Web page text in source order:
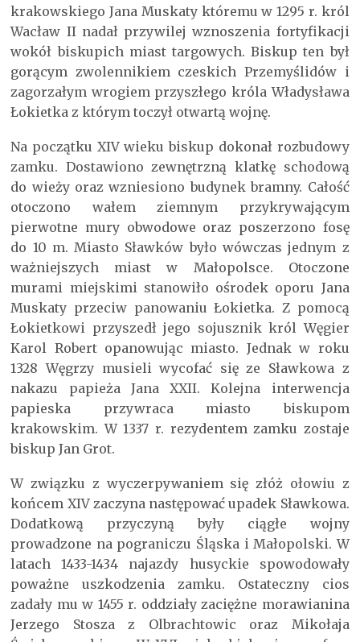
krakowskiego Jana Muskaty któremu w 1295 r. król
Wacław II nadał przywilej wznoszenia fortyfikacji
wokół biskupich miast targowych. Biskup ten był
gorącym zwolennikiem czeskich Przemyślidów i
zagorzałym wrogiem przyszłego króla Władysława
Łokietka z którym toczył otwartą wojnę.
Na początku XIV wieku biskup dokonał rozbudowy
zamku. Dostawiono zewnętrzną klatkę schodową
do wieży oraz wzniesiono budynek bramny. Całość
otoczono wałem ziemnym przykrywającym
pierwotne mury obwodowe oraz poszerzono fosę
do 10 m. Miasto Sławków było wówczas jednym z
ważniejszych miast w Małopolsce. Otoczone
murami miejskimi stanowiło ośrodek oporu Jana
Muskaty przeciw panowaniu Łokietka. Z pomocą
Łokietkowi przyszedł jego sojusznik król Węgier
Karol Robert opanowując miasto. Jednak w roku
1328 Węgrzy musieli wycofać się ze Sławkowa z
nakazu papieża Jana XXII. Kolejna interwencja
papieska przywraca miasto biskupom
krakowskim. W 1337 r. rezydentem zamku zostaje
biskup Jan Grot.
W związku z wyczerpywaniem się złóż ołowiu z
końcem XIV zaczyna następować upadek Sławkowa.
Dodatkową przyczyną były ciągłe wojny
prowadzone na pograniczu Śląska i Małopolski. W
latach 1433-1434 najazdy husyckie spowodowały
poważne uszkodzenia zamku. Ostateczny cios
zadały mu w 1455 r. oddziały zaciężne morawianina
Jerzego Stosza z Olbrachtowic oraz Mikołaja